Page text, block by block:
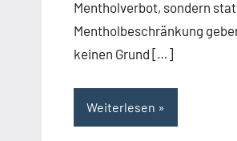
Mentholverbot, sondern
Mentholbeschränkung
keinen Grund […]
Weiterlesen